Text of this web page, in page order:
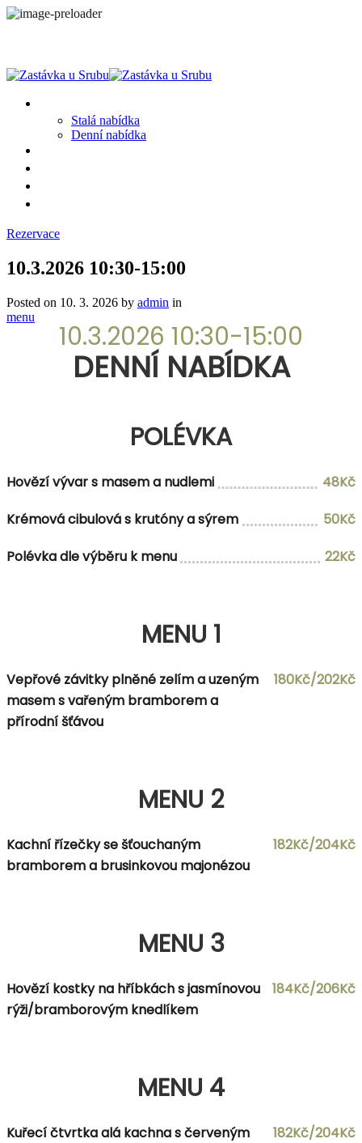
Stalá nabídka
Denní nabídka
Rezervace
10.3.2026 10:30-15:00
Posted on 10. 3. 2026 by admin in
menu
10.3.2026 10:30-15:00
DENNÍ NABÍDKA
POLÉVKA
Hovězí vývar s masem a nudlemi
48Kč
Krémová cibulová s krutóny a sýrem
50Kč
Polévka dle výběru k menu
22Kč
MENU 1
Vepřové závitky plněné zelím a uzeným
masem s vařeným bramborem a
přírodní šťávou
180Kč/202Kč
MENU 2
Kachní řízečky se šťouchaným
bramborem a brusinkovou majonézou
182Kč/204Kč
MENU 3
Hovězí kostky na hříbkách s jasmínovou
rýži/bramborovým knedlíkem
184Kč/206Kč
MENU 4
Kuřecí čtvrtka alá kachna s červeným
182Kč/204Kč